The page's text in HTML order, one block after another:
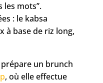
les mots”.
: le kabsa
à base de riz long,
prépare un brunch
, où elle effectue